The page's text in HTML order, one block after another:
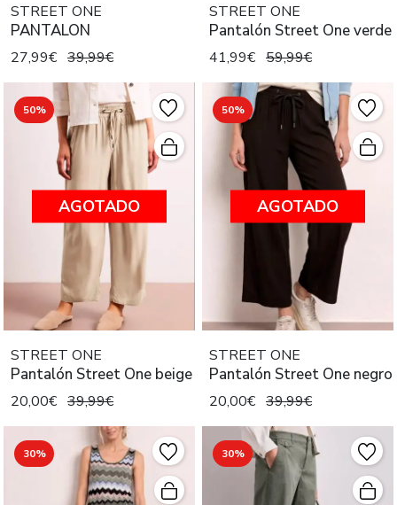
STREET ONE
PANTALON
27,99€ 39,99€
STREET ONE
Pantalón Street One verde
41,99€ 59,99€
50%
AGOTADO
STREET ONE
Pantalón Street One beige
20,00€ 39,99€
50%
AGOTADO
STREET ONE
Pantalón Street One negro
20,00€ 39,99€
30% 30%